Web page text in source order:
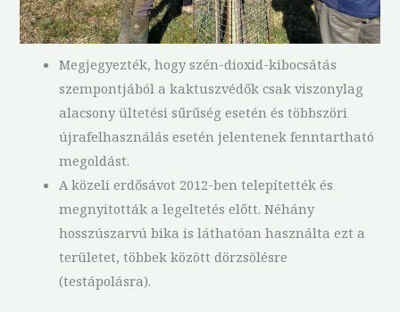
Megjegyezték, hogy szén-dioxid-kibocsátás
szempontjából a kaktuszvédők csak viszonylag
alacsony ültetési sűrűség esetén és többszöri
újrafelhasználás esetén jelentenek fenntartható
megoldást.
A közeli erdősávot 2012-ben telepítették és
megnyitották a legeltetés előtt. Néhány
hosszúszarvú bika is láthatóan használta ezt a
területet, többek között dörzsölésre
(testápolásra).